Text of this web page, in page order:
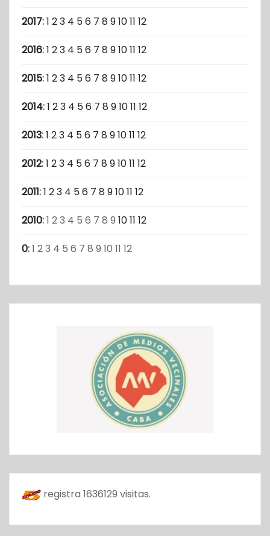
2017:1 23 4 56 7 8 91011 12
2016:1 23 4 56 7 8 91011 12
2015:1 23 4 56 7 8 91011 12
2014:1 23 4 56 7 8 91011 12
2013:1 23 4 56 7 8 91011 12
2012:1 23 4 56 7 8 91011 12
2011:1 23 4 56 7 8 91011 12
2010:1 23 4 5 6 7 8 9 1011 12
0:1 23 4 5 6 7 8 9 10 11 12
registra 1636129 visitas.